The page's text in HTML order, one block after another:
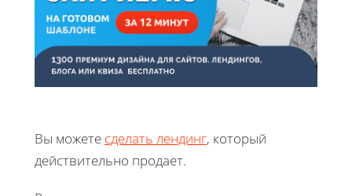
Вы можете сделать лендинг, который
действительно продает.